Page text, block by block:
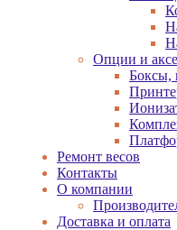
Опции и
Боксы,
Ремонт весов
Контакты
О компании
Доставка и оплата